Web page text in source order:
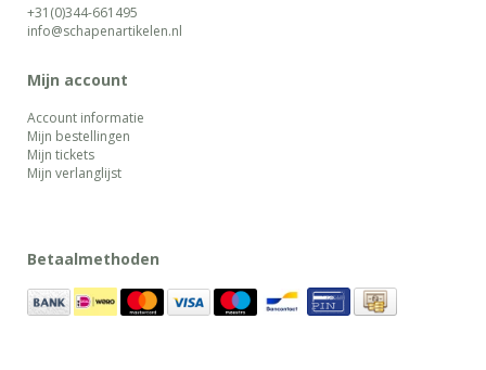
+31(0)344-661495
info@schapenartikelen.nl
Mijn account
Account informatie
Mijn bestellingen
Mijn tickets
Mijn verlanglijst
Betaalmethoden